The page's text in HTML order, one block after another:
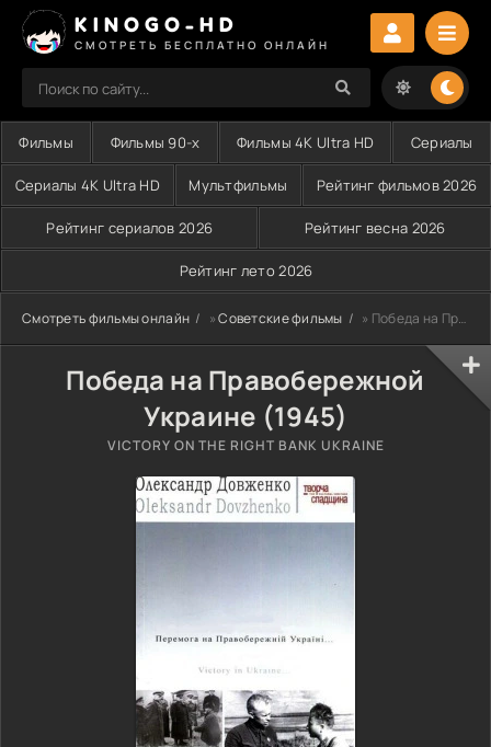
KINOGO-HD
СМОТРЕТЬ БЕСПЛАТНО ОНЛАЙН
Фильмы Фильмы 90-х Фильмы 4K Ultra HD Сериалы
Сериалы 4K Ultra HD Мультфильмы Рейтинг фильмов 2026
Рейтинг сериалов 2026 Рейтинг весна 2026
Рейтинг лето 2026
Смотреть фильмы онлайн »Советские фильмы » Победа на Правобережной Украине (1945)
Победа на Правобережной
Украине (1945)
VICTORY ON THE RIGHT BANK UKRAINE